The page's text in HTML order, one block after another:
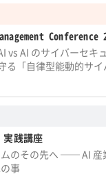
Conference
vs AI のサイバーセキ
る「自律型能動的サ
践講座
ムのその先へ ── AI 産
事